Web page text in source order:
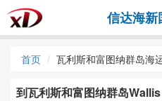
信达海新
首页 瓦利斯和富图纳群岛海
到瓦利斯和富图纳群岛